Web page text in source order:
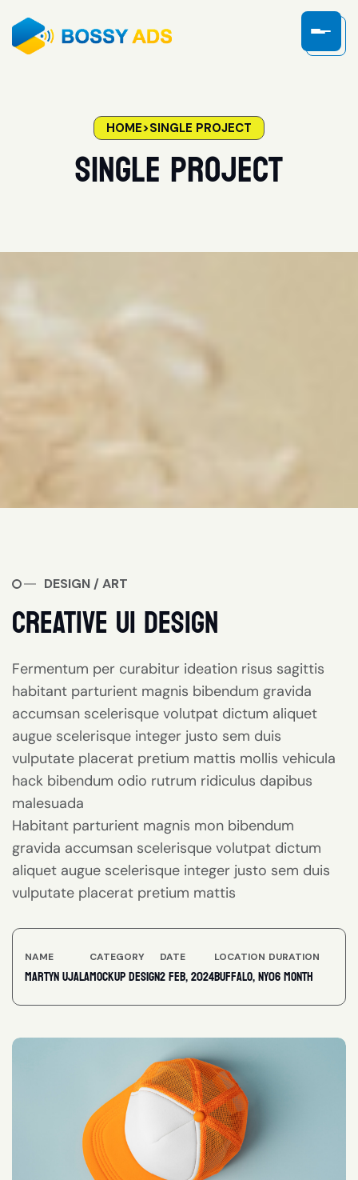
HOME>SINGLE PROJECT
Single Project
DESIGN / ART
CREATIVE UI DESIGN
Fermentum per curabitur ideation risus sagittis
habitant parturient magnis bibendum gravida
accumsan scelerisque volutpat dictum aliquet
augue scelerisque integer justo sem duis
vulputate placerat pretium mattis mollis vehicula
hack bibendum odio rutrum ridiculus dapibus
malesuada
Habitant parturient magnis mon bibendum
gravida accumsan scelerisque volutpat dictum
aliquet augue scelerisque integer justo sem duis
vulputate placerat pretium mattis
NAME
Martyn ujala
CATEGORY
Mockup Design
DATE
2 feb, 2024
LOCATION
Buffalo, NY
DURATION
06 Month